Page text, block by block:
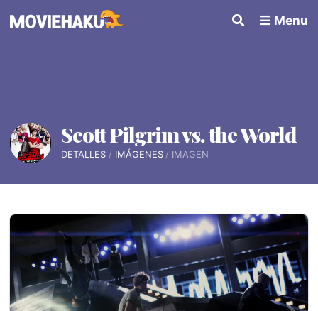
Menu
Scott Pilgrim vs. the World
DETALLES IMÁGENES IMAGEN